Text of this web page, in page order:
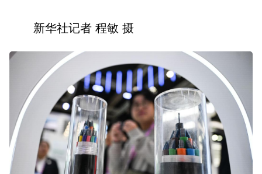
新华社记者 程敏 摄